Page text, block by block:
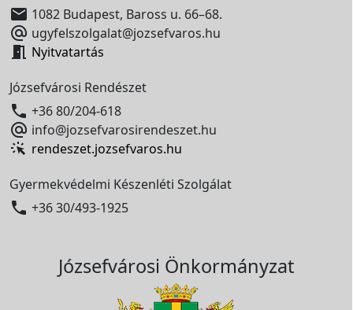
 1082 Budapest, Baross u. 66–68.
 ugyfelszolgalat@jozsefvaros.hu
 Nyitvatartás
Józsefvárosi Rendészet
 +36 80/204-618
 info@jozsefvarosirendeszet.hu
rendeszet.jozsefvaros.hu
Gyermekvédelmi Készenléti Szolgálat
 +36 30/493-1925
Józsefvárosi Önkormányzat